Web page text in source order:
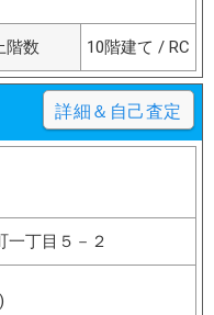
階数 10階建て / RC
詳細＆自己査定
一丁目５－２